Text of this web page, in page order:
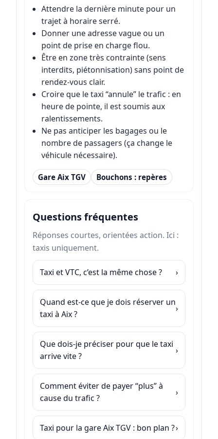
Attendre la dernière minute pour un
trajet à horaire serré.
Donner une adresse vague ou un
point de prise en charge flou.
Être en zone très contrainte (sens
interdits, piétonnisation) sans point de
rendez-vous clair.
Croire que le taxi “annule” le trafic : en
heure de pointe, il est soumis aux
ralentissements.
Ne pas anticiper les bagages ou le
nombre de passagers (ça change le
véhicule nécessaire).
Gare Aix TGV Bouchons : repères
Questions fréquentes
Réponses courtes, orientées action. Ici :
taxis uniquement.
Taxi et VTC, c’est la même chose ?
Quand est-ce que je dois réserver un
taxi à Aix ?
Que dois-je préciser pour que le taxi
arrive vite ?
Comment éviter de payer “plus” à
cause du trafic ?
Taxi pour la gare Aix TGV : bon plan ?